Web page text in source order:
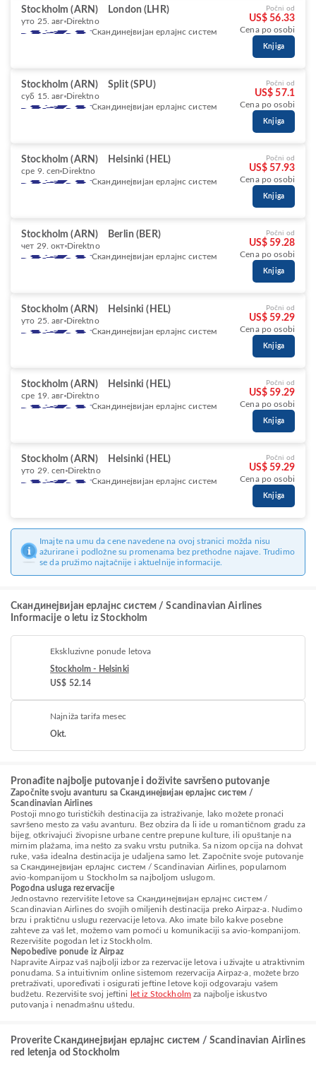
Stockholm (ARN) London (LHR)
уто 25. авг Direktno
Скандинејвијан ерлајнс систем
Počni od
US$ 56.33
Cena po osobi
Knjiga
Stockholm (ARN) Split (SPU)
суб 15. авг Direktno
Скандинејвијан ерлајнс систем
Počni od
US$ 57.1
Cena po osobi
Knjiga
Stockholm (ARN) Helsinki (HEL)
сре 9. сеп Direktno
Скандинејвијан ерлајнс систем
Počni od
US$ 57.93
Cena po osobi
Knjiga
Stockholm (ARN) Berlin (BER)
чет 29. окт Direktno
Скандинејвијан ерлајнс систем
Počni od
US$ 59.28
Cena po osobi
Knjiga
Stockholm (ARN) Helsinki (HEL)
уто 25. авг Direktno
Скандинејвијан ерлајнс систем
Počni od
US$ 59.29
Cena po osobi
Knjiga
Stockholm (ARN) Helsinki (HEL)
сре 19. авг Direktno
Скандинејвијан ерлајнс систем
Počni od
US$ 59.29
Cena po osobi
Knjiga
Stockholm (ARN) Helsinki (HEL)
уто 29. сеп Direktno
Скандинејвијан ерлајнс систем
Počni od
US$ 59.29
Cena po osobi
Knjiga
Imajte na umu da cene navedene na ovoj stranici možda nisu
ažurirane i podložne su promenama bez prethodne najave. Trudimo
se da pružimo najtačnije i aktuelnije informacije.
Скандинејвијан ерлајнс систем / Scandinavian Airlines
Informacije o letu iz Stockholm
Ekskluzivne ponude letova
Stockholm - Helsinki
US$ 52.14
Najniža tarifa mesec
Okt.
Pronađite najbolje putovanje i doživite savršeno putovanje
Započnite svoju avanturu sa Скандинејвијан ерлајнс систем /
Scandinavian Airlines
Postoji mnogo turističkih destinacija za istraživanje, lako možete pronaći
savršeno mesto za vašu avanturu. Bez obzira da li ide u romantičnom gradu za
bijeg, otkrivajući živopisne urbane centre prepune kulture, ili opuštanje na
mirnim plažama, ima nešto za svaku vrstu putnika. Sa nizom opcija na dohvat
ruke, vaša idealna destinacija je udaljena samo let. Započnite svoje putovanje
sa Скандинејвијан ерлајнс систем / Scandinavian Airlines, popularnom
avio-kompanijom u Stockholm sa najboljom uslugom.
Pogodna usluga rezervacije
Jednostavno rezervišite letove sa Скандинејвијан ерлајнс систем /
Scandinavian Airlines do svojih omiljenih destinacija preko Airpaz-a. Nudimo
brzu i praktičnu uslugu rezervacije letova. Ako imate bilo kakve posebne
zahteve za vaš let, možemo vam pomoći u komunikaciji sa avio-kompanijom.
Rezervišite pogodan let iz Stockholm.
Nepobedive ponude iz Airpaz
Napravite Airpaz vaš najbolji izbor za rezervacije letova i uživajte u atraktivnim
ponudama. Sa intuitivnim online sistemom rezervacija Airpaz-a, možete brzo
pretraživati, upoređivati i osigurati jeftine letove koji odgovaraju vašem
budžetu. Rezervišite svoj jeftini
let iz Stockholm za najbolje iskustvo
putovanja i nenadmašnu uštedu.
Proverite Скандинејвијан ерлајнс систем / Scandinavian Airlines
red letenja od Stockholm